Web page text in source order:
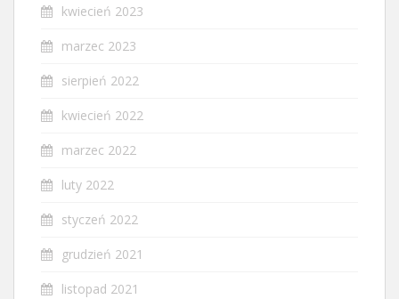
kwiecień 2023
marzec 2023
sierpień 2022
kwiecień 2022
marzec 2022
luty 2022
styczeń 2022
grudzień 2021
listopad 2021